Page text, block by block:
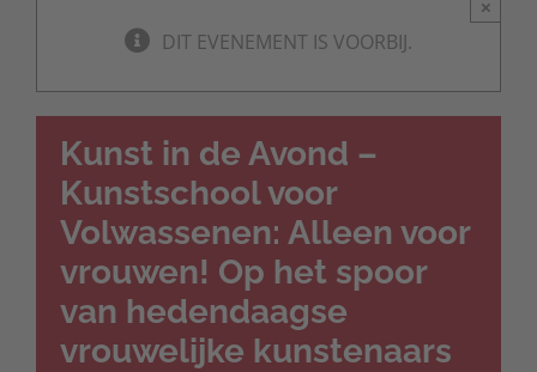
DIT EVENEMENT IS VOORBIJ.
×
Kunst in de Avond –
Kunstschool voor
Volwassenen: Alleen voor
vrouwen! Op het spoor
van hedendaagse
vrouwelijke kunstenaars